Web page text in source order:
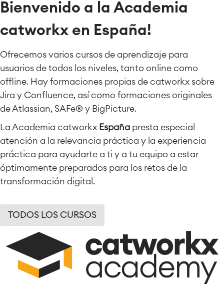
Bienvenido a la Academia
catworkx en España!
Ofrecemos varios cursos de aprendizaje para
usuarios de todos los niveles, tanto online como
offline. Hay formaciones propias de catworkx sobre
Jira y Confluence, así como formaciones originales
de Atlassian, SAFe® y BigPicture.
La Academia catworkx España presta especial
atención a la relevancia práctica y la experiencia
práctica para ayudarte a ti y a tu equipo a estar
óptimamente preparados para los retos de la
transformación digital.
TODOS LOS CURSOS